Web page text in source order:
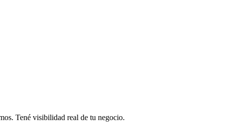
Tené visibilidad real de tu negocio.